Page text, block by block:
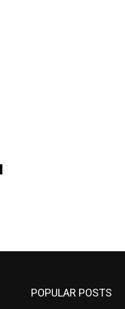
POPULAR POSTS